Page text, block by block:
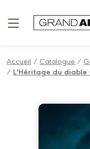
Accueil / Catalogue /
/ L'Héritage du